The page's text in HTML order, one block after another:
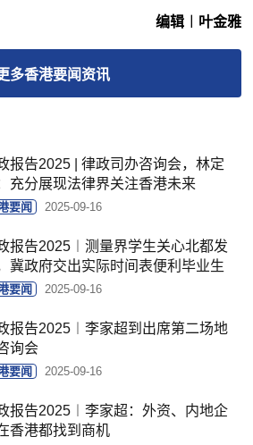
编辑︱叶金雅
多香港要闻资讯
报告2025 | 律政司办咨询会，林定
充分展现法律界关注香港未来
要闻 2025-09-16
报告2025︱测量界学生关心北都发
冀政府交出实际时间表便利毕业生
要闻 2025-09-16
报告2025︱李家超到出席第二场地
询会
要闻 2025-09-16
报告2025︱李家超：外资、内地企
香港都找到商机